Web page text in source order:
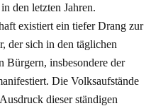
den letzten Jahren.
existiert ein tiefer Drang zur
der sich in den täglichen
Bürgern, insbesondere der
Die Volksaufstände
dieser ständigen